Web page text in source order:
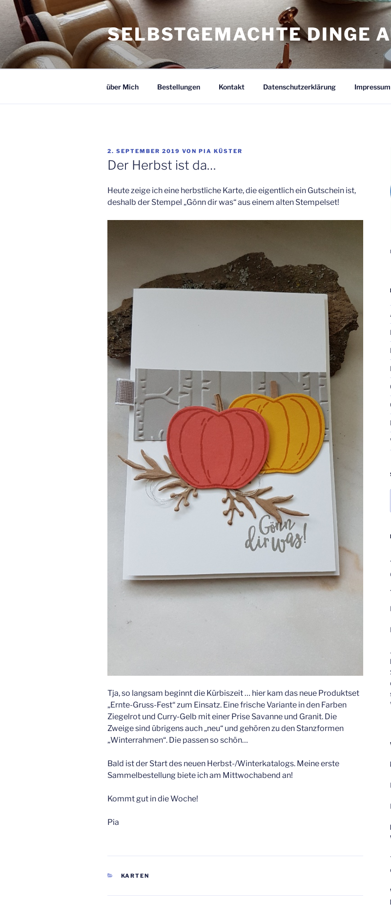
Zum
Inhalt
springen
SELBSTGEMACHTE DINGE
über Mich Bestellungen Kontakt Datenschutzerklärung Impressum
VERÖFFENTLICHT
AM
2. SEPTEMBER 2019 VON PIA KÜSTER
Der Herbst ist da…
Heute zeige ich eine herbstliche Karte, die eigentlich ein Gutschein ist,
deshalb der Stempel „Gönn dir was“ aus einem alten Stempelset!
Tja, so langsam beginnt die Kürbiszeit … hier kam das neue Produktset
„Ernte-Gruss-Fest“ zum Einsatz. Eine frische Variante in den Farben
Ziegelrot und Curry-Gelb mit einer Prise Savanne und Granit. Die
Zweige sind übrigens auch „neu“ und gehören zu den Stanzformen
„Winterrahmen“. Die passen so schön…
Bald ist der Start des neuen Herbst-/Winterkatalogs. Meine erste
Sammelbestellung biete ich am Mittwochabend an!
Kommt gut in die Woche!
Pia
KATEGORIEN
KARTEN